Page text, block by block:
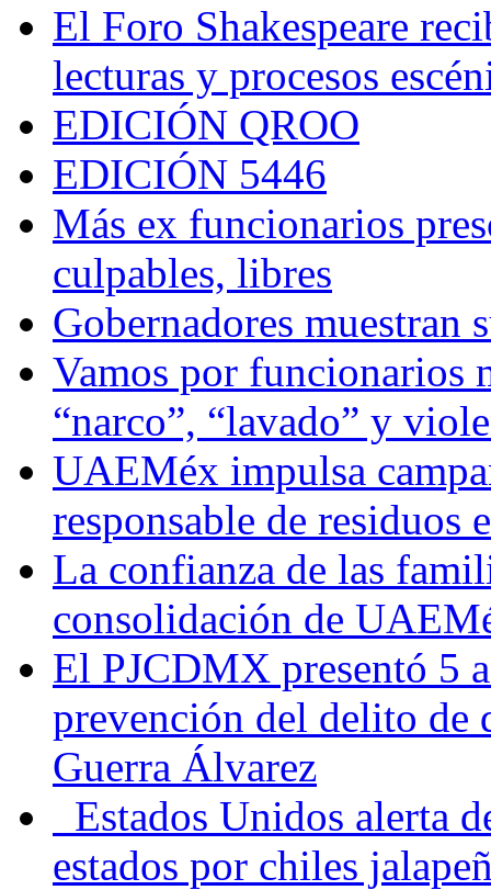
El Foro Shakespeare
lecturas y procesos
EDICIÓN QROO
EDICIÓN 5446
Más ex funcionarios
culpables, libres
Gobernadores muestran
Vamos por funcionarios
“narco”, “lavado” y
UAEMéx impulsa
responsable de residuos
La confianza de las
consolidación de
El PJCDMX presentó 5
prevención del delito de
Guerra Álvarez
Estados Unidos alerta
estados por chiles